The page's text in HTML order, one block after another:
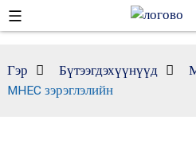
Гэр Бүтээгдэхүүнүүд
MHEC зэрэглэлийн